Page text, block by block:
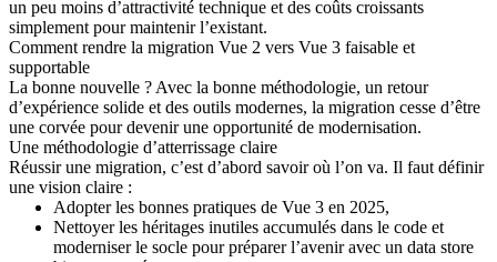
un peu moins d’attractivité technique et des coûts croissants
simplement pour maintenir l’existant.
Comment rendre la migration Vue 2 vers Vue 3 faisable et
supportable
La bonne nouvelle ? Avec la bonne méthodologie, un retour
d’expérience solide et des outils modernes, la migration cesse d’être
une corvée pour devenir une opportunité de modernisation.
Une méthodologie d’atterrissage claire
Réussir une migration, c’est d’abord savoir où l’on va. Il faut définir
une vision claire :
Adopter les bonnes pratiques de Vue 3 en 2025,
Nettoyer les héritages inutiles accumulés dans le code et
moderniser le socle pour préparer l’avenir avec un data store